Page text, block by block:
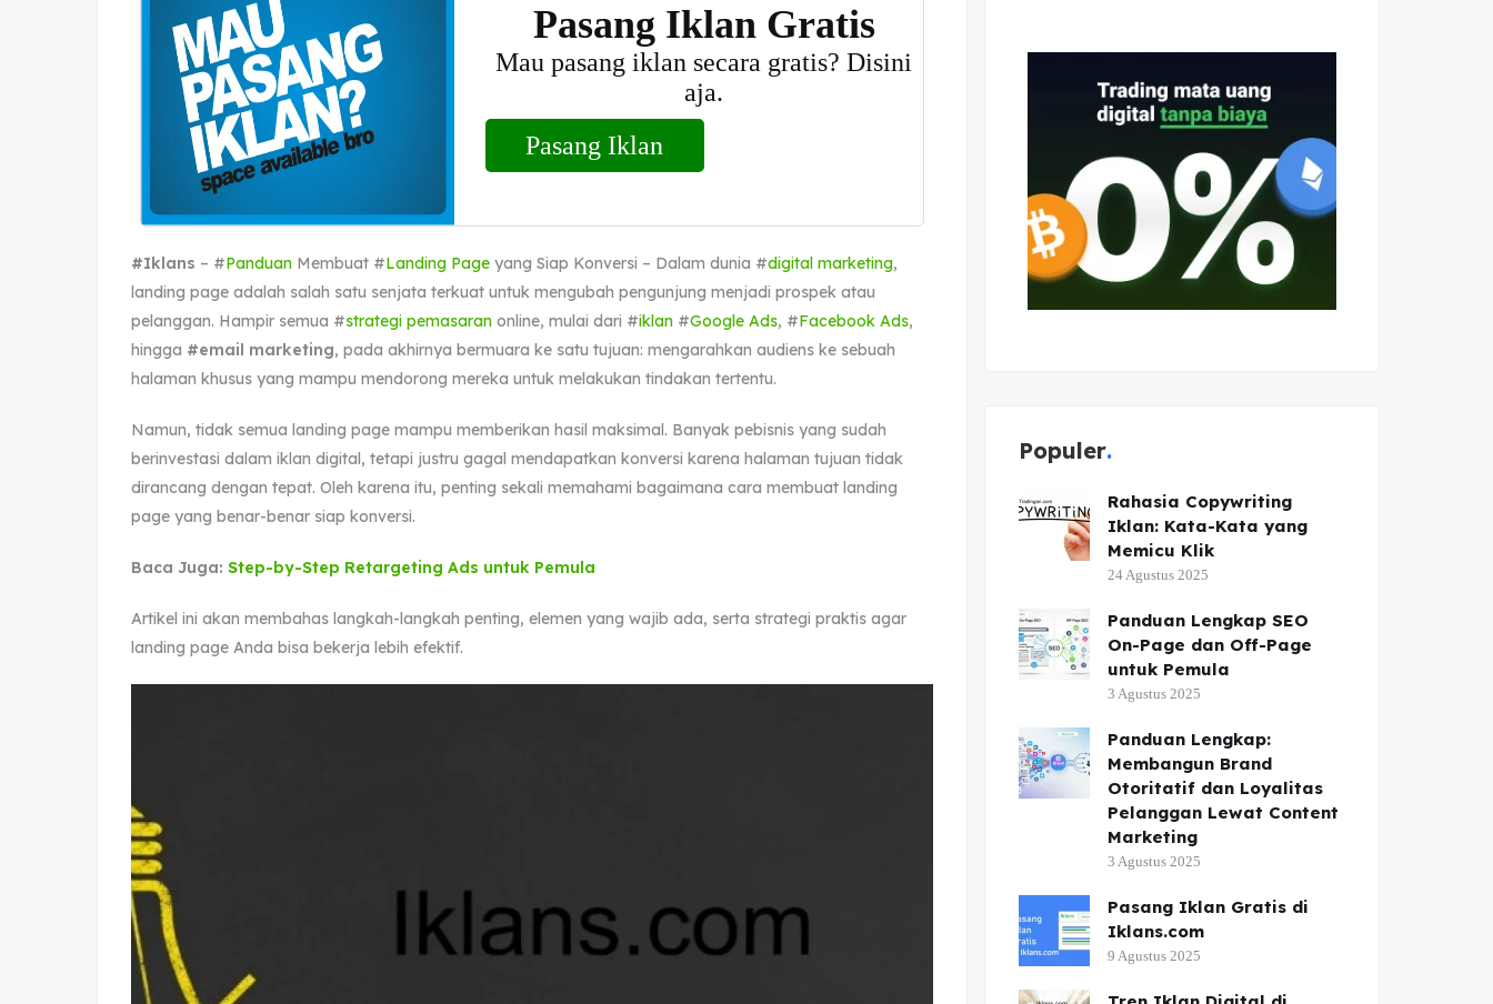
#Iklans – #Panduan Membuat #Landing Page yang Siap Konversi – Dalam dunia #digital marketing,
landing page adalah salah satu senjata terkuat untuk mengubah pengunjung menjadi prospek atau
pelanggan. Hampir semua #strategi pemasaran online, mulai dari #iklan #Google Ads, #Facebook Ads,
hingga #email marketing, pada akhirnya bermuara ke satu tujuan: mengarahkan audiens ke sebuah
halaman khusus yang mampu mendorong mereka untuk melakukan tindakan tertentu.
Namun, tidak semua landing page mampu memberikan hasil maksimal. Banyak pebisnis yang sudah
berinvestasi dalam iklan digital, tetapi justru gagal mendapatkan konversi karena halaman tujuan tidak
dirancang dengan tepat. Oleh karena itu, penting sekali memahami bagaimana cara membuat landing
page yang benar-benar siap konversi.
Baca Juga: Step-by-Step Retargeting Ads untuk Pemula
Artikel ini akan membahas langkah-langkah penting, elemen yang wajib ada, serta strategi praktis agar
landing page Anda bisa bekerja lebih efektif.
Populer
Rahasia Copywriting
Iklan: Kata-Kata yang
Memicu Klik
24 Agustus 2025
Panduan Lengkap SEO
On-Page dan Off-Page
untuk Pemula
3 Agustus 2025
Panduan Lengkap:
Membangun Brand
Otoritatif dan Loyalitas
Pelanggan Lewat Content
Marketing
3 Agustus 2025
Pasang Iklan Gratis di
Iklans.com
9 Agustus 2025